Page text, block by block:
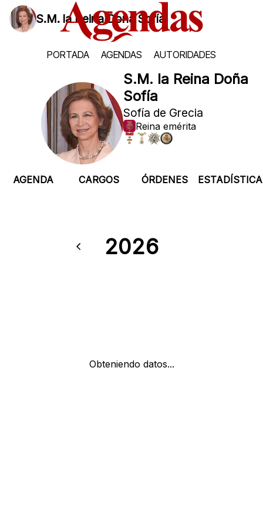
S.M. la Reina Doña Sofía
PORTADA AGENDAS AUTORIDADES
S.M. la Reina Doña
Sofía
Sofía de Grecia
Reina emérita
AGENDA CARGOS ÓRDENES ESTADÍSTICA
2026
Obteniendo datos...